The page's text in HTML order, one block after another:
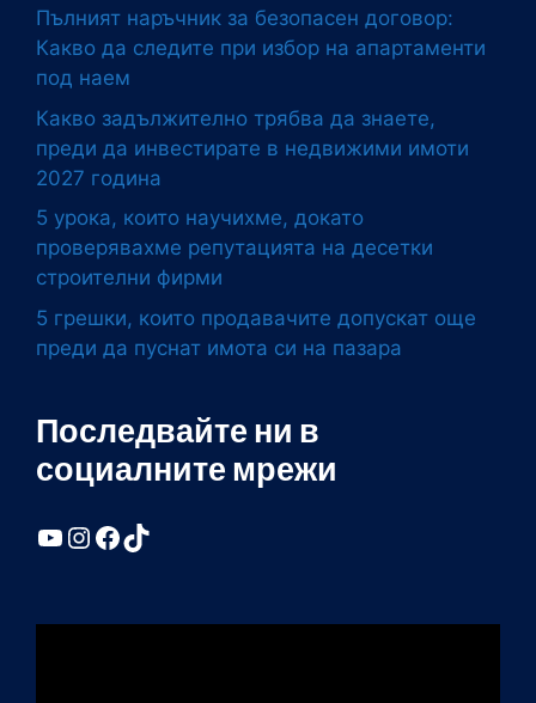
Пълният наръчник за безопасен договор:
Какво да следите при избор на апартаменти
под наем
Какво задължително трябва да знаете,
преди да инвестирате в недвижими имоти
2027 година
5 урока, които научихме, докато
проверявахме репутацията на десетки
строителни фирми
5 грешки, които продавачите допускат още
преди да пуснат имота си на пазара
Последвайте ни в
социалните мрежи
YouTube
Instagram
Facebook
TikTok